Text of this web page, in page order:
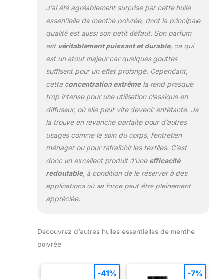
J’ai été agréablement surprise par cette huile
essentielle de menthe poivrée, dont la principale
qualité est aussi son petit défaut. Son parfum
est véritablement puissant et durable, ce qui
est un atout majeur car quelques gouttes
suffisent pour un effet prolongé. Cependant,
cette concentration extrêmela rend presque
trop intense pour une utilisation classique en
diffuseur, où elle peut vite devenir entêtante. Je
la trouve en revanche parfaite pour d’autres
usages comme le soin du corps, l’entretien
ménager ou pour rafraîchir les textiles. C’est
donc un excellent produit d’une efficacité
redoutable, à condition de le réserver à des
applications où sa force peut être pleinement
appréciée.
Découvrez d’autres huiles essentielles de menthe
poivrée
-41% -7%